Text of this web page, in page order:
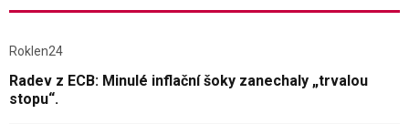
Roklen24
Radev z ECB: Minulé inflační šoky zanechaly „trvalou
stopu“.